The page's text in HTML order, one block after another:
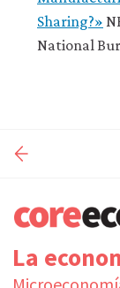
Sharing?»
National
La